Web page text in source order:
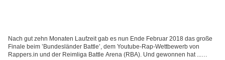
Nach gut zehn Monaten Laufzeit gab es nun Ende Februar 2018 das große
Finale beim ’Bundesländer Battle’, dem Youtube-Rap-Wettbewerb von
Rappers.in und der Reimliga Battle Arena (RBA). Und gewonnen hat ...